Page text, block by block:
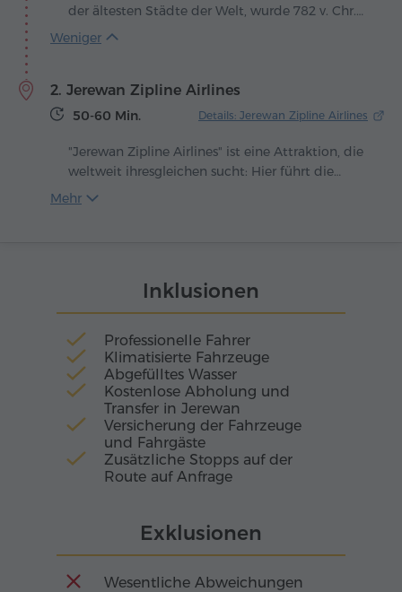
der ältesten Städte der Welt, wurde 782 v. Chr.
gegründet und ist damit ganze 29 Jahre älter
als Rom. Ihre Geschichte beginnt mit der
wurde, und heute existieren die alten Ruinen in
friedlichem Nebeneinander mit modernen
trägt den poetischen Beinamen "rosa Stadt", da
die meisten ihrer Bauten aus Tuffstein in
besonders bei Sonnenuntergang wunderschön
2. Jerewan Zipline Airlines
50-60 Min. Details: Jerewan Zipline Airlines
"Jerewan Zipline Airlines" ist eine Attraktion, die
weltweit ihresgleichen sucht: Hier führt die
Seilrutsche direkt unter einer Brücke hindurch
Schlucht zu erleben. Sobald Sie abheben,
spüren Sie Freiheit und Adrenalin, die lange in
Erinnerung bleiben.
Mehr
Inklusionen
Professionelle Fahrer
Klimatisierte Fahrzeuge
Abgefülltes Wasser
Kostenlose Abholung und
Transfer in Jerewan
Versicherung der Fahrzeuge
und Fahrgäste
Zusätzliche Stopps auf der
Route auf Anfrage
Exklusionen
Wesentliche Abweichungen